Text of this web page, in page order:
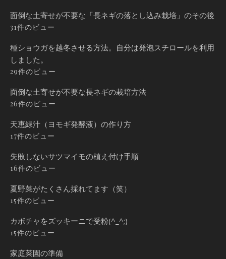
面倒な土寄せが不要な「長ネギの落とし込み栽培」のその後
31件のビュー
種ショウガを越冬させる方法。自分は発泡スチロールを利用
しました。
29件のビュー
面倒な土寄せが不要な長ネギの栽培方法
26件のビュー
天恵緑汁（ヨモギ発酵液）の作り方
17件のビュー
失敗しないサツマイモの植え付け手順
16件のビュー
夏野菜がたくさん採れてます（笑）
15件のビュー
カボチャをズッキーニで受粉(^_^;)
15件のビュー
家庭菜園の準備